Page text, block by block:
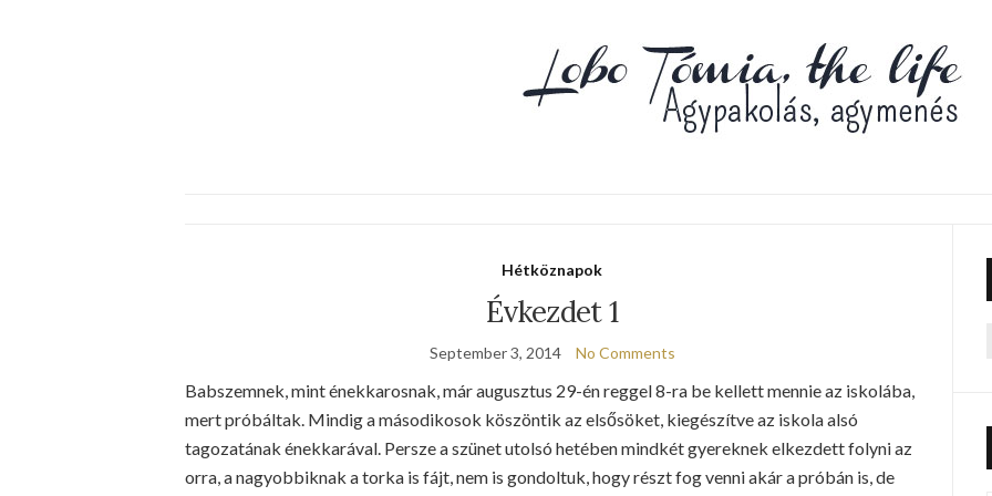
Hétköznapok
Évkezdet 1
September 3, 2014 No Comments
Babszemnek, mint énekkarosnak, már augusztus 29-én reggel 8-ra be kellett mennie az iskolába,
mert próbáltak. Mindig a másodikosok köszöntik az elsősöket, kiegészítve az iskola alsó
tagozatának énekkarával. Persze a szünet utolsó hetében mindkét gyereknek elkezdett folyni az
orra, a nagyobbiknak a torka is fájt, nem is gondoltuk, hogy részt fog venni akár a próbán is, de